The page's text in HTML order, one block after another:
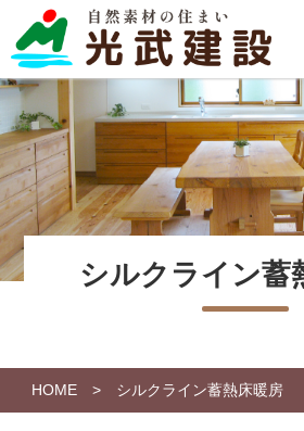
シルクライン蓄
HOME > シルクライン蓄熱床暖房